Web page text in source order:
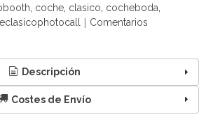
coche clasico cocheboda
| Comentarios
Descripción
Costes de Envío